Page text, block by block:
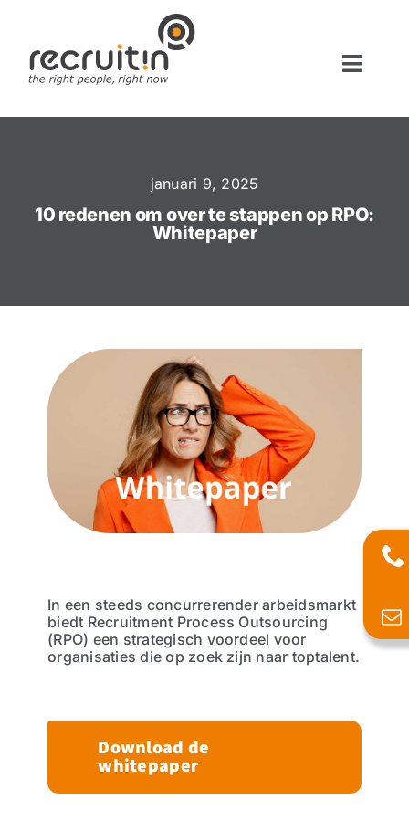
inhoud
Toggle
Home
Vacatures
januari 9, 2025
10 redenen om over te stappen op RPO:
Whitepaper
In een steeds concurrerender arbeidsmarkt
biedt Recruitment Process Outsourcing
(RPO) een strategisch voordeel voor
organisaties die op zoek zijn naar toptalent.
Download de
whitepaper